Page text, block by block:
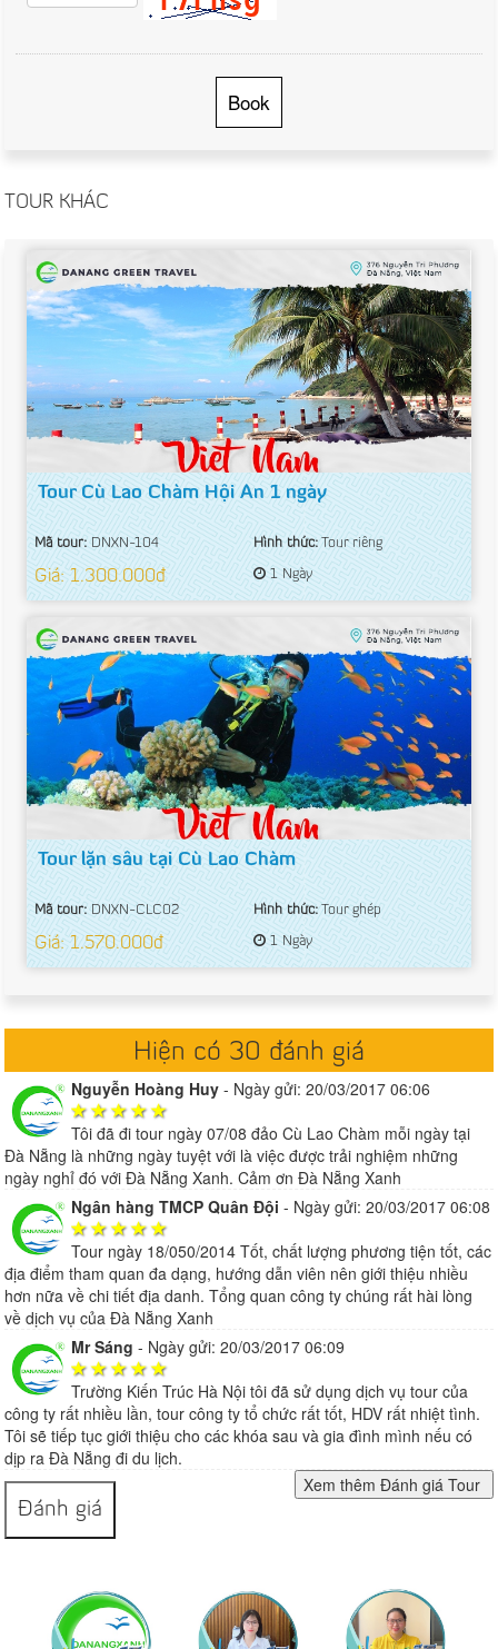
Book
TOUR KHÁC
Tour Cù Lao Chàm Hội An 1 ngày
Mã tour: DNXN-104 Hình thức:Tour riêng
Giá: 1.300.000đ 1 Ngày
Tour lặn sâu tại Cù Lao Chàm
Mã tour: DNXN-CLC02 Hình thức:Tour ghép
Giá: 1.570.000đ 1 Ngày
Hiện có 30 đánh giá
Nguyễn Hoàng Huy - Ngày gửi: 20/03/2017 06:06
Tôi đã đi tour ngày 07/08 đảo Cù Lao Chàm mỗi ngày tại
Đà Nẵng là những ngày tuyệt với là việc được trải nghiệm những
ngày nghỉ đó với Đà Nẵng Xanh. Cảm ơn Đà Nẵng Xanh
Ngân hàng TMCP Quân Đội - Ngày gửi: 20/03/2017 06:08
Tour ngày 18/050/2014 Tốt, chất lượng phương tiện tốt, các
địa điểm tham quan đa dạng, hướng dẫn viên nên giới thiệu nhiều
hơn nữa về chi tiết địa danh. Tổng quan công ty chúng rất hài lòng
về dịch vụ của Đà Nẵng Xanh
Mr Sáng - Ngày gửi: 20/03/2017 06:09
Trường Kiến Trúc Hà Nội tôi đã sử dụng dịch vụ tour của
công ty rất nhiều lần, tour công ty tổ chức rất tốt, HDV rất nhiệt tình.
Tôi sẽ tiếp tục giới thiệu cho các khóa sau và gia đình mình nếu có
dịp ra Đà Nẵng đi du lịch.
Đánh giá